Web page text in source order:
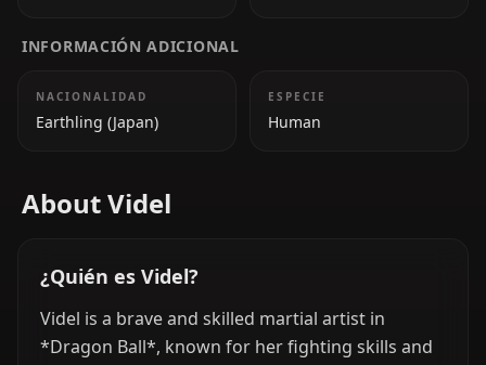
INFORMACIÓN ADICIONAL
NACIONALIDAD
Earthling (Japan)
ESPECIE
Human
About Videl
¿Quién es Videl?
Videl is a brave and skilled martial artist in
*Dragon Ball*, known for her fighting skills and